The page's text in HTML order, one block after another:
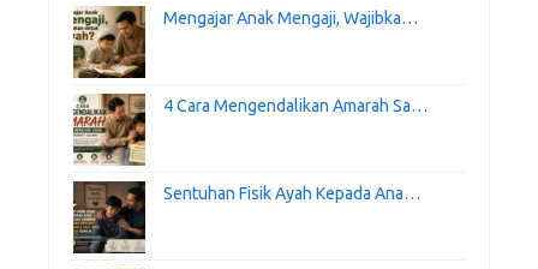
Mengajar Anak Mengaji, Wajibka…
4 Cara Mengendalikan Amarah Sa…
Sentuhan Fisik Ayah Kepada Ana…